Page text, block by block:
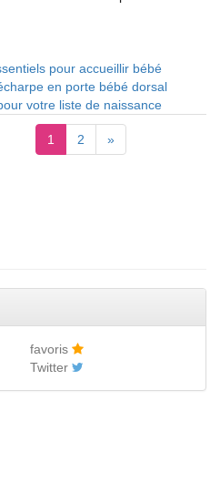
pour accueillir bébé
en porte bébé dorsal
votre liste de naissance
1 2 »
favoris
Twitter